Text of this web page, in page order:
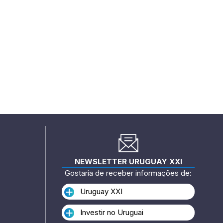
NEWSLETTER URUGUAY XXI
Gostaria de receber informações de:
Uruguay XXI
Investir no Uruguai